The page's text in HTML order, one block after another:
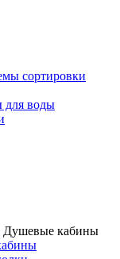
сортировки
для воды
Душевые кабины